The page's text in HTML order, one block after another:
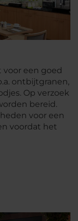
een goed
ontbijtgranen,
Op verzoek
bereid.
voor een
voordat het